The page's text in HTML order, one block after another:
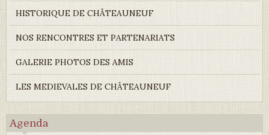
HISTORIQUE DE CHÂTEAUNEUF
NOS RENCONTRES ET PARTENARIATS
GALERIE PHOTOS DES AMIS
LES MEDIEVALES DE CHÂTEAUNEUF
Agenda